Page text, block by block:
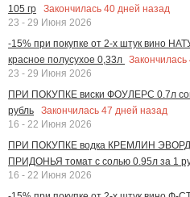
105 гр
Закончилась 40 дней назад
23 - 29 Июня 2026
-15% при покупке от 2-х штук вино
красное полусухое 0,33л Закончилась
23 - 29 Июня 2026
ПРИ ПОКУПКЕ виски ФОУЛЕРС 0.7л
рубль
Закончилась 47 дней назад
16 - 22 Июня 2026
ПРИ ПОКУПКЕ водка КРЕМЛИН
ПРИДОНЬЯ томат с солью 0.95л за 1
16 - 22 Июня 2026